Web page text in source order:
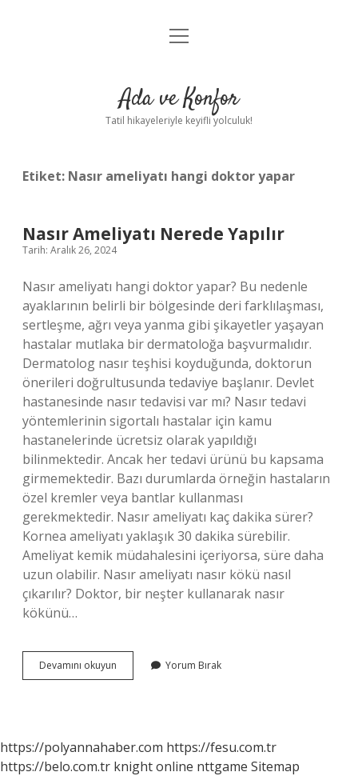
Anasayfa
Yasal Uyarı
menüyü
Ada ve Konfor
Tatil hikayeleriyle keyifli yolculuk!
Etiket: Nasır ameliyatı hangi doktor yapar
Nasır Ameliyatı Nerede Yapılır
Tarih: Aralık 26, 2024
Nasır ameliyatı hangi doktor yapar? Bu nedenle
ayaklarının belirli bir bölgesinde deri farklılaşması,
sertleşme, ağrı veya yanma gibi şikayetler yaşayan
hastalar mutlaka bir dermatoloğa başvurmalıdır.
Dermatolog nasır teşhisi koyduğunda, doktorun
önerileri doğrultusunda tedaviye başlanır. Devlet
hastanesinde nasır tedavisi var mı? Nasır tedavi
yöntemlerinin sigortalı hastalar için kamu
hastanelerinde ücretsiz olarak yapıldığı
bilinmektedir. Ancak her tedavi ürünü bu kapsama
girmemektedir. Bazı durumlarda örneğin hastaların
özel kremler veya bantlar kullanması
gerekmektedir. Nasır ameliyatı kaç dakika sürer?
Kornea ameliyatı yaklaşık 30 dakika sürebilir.
Ameliyat kemik müdahalesini içeriyorsa, süre daha
uzun olabilir. Nasır ameliyatı nasır kökü nasıl
çıkarılır? Doktor, bir neşter kullanarak nasır
kökünü…
Devamını okuyun
Ameliyatı
Yorum Bırak
https://polyannahaber.com https://fesu.com.tr
https://belo.com.tr knight online nttgame Sitemap